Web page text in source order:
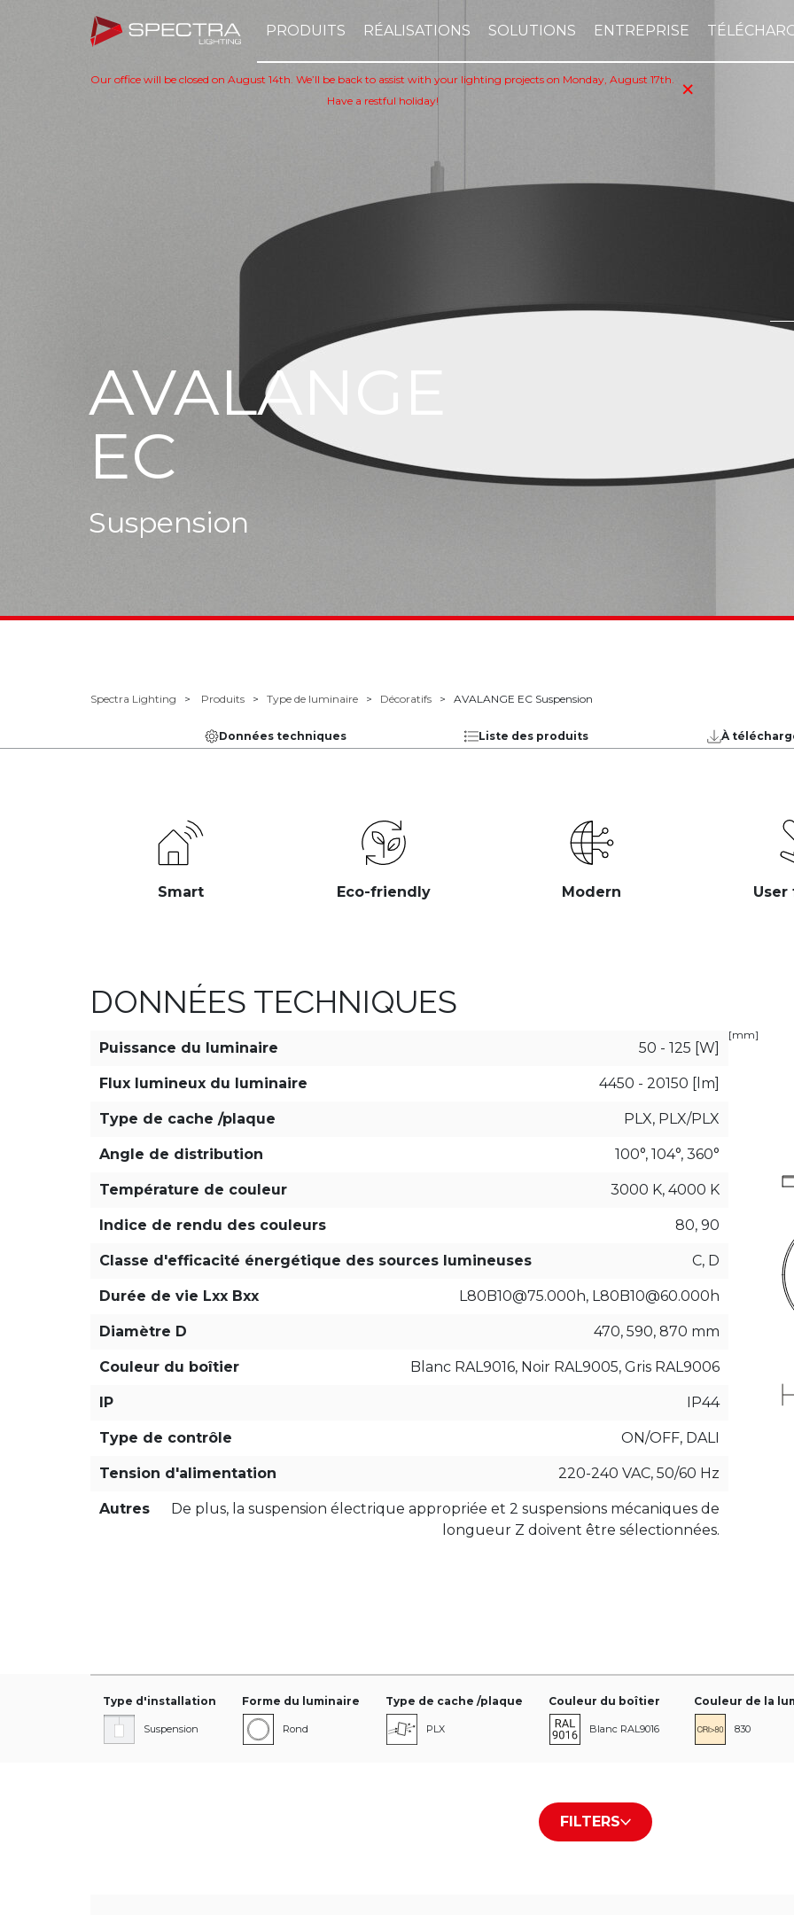
PRODUITS RÉALISATIONS SOLUTIONS ENTREPRISE
Our office will be closed on August 14th. We’ll be back to assist with your lighting projects on Monday, August 17th.
Have a restful holiday!
×
Spectra Lighting Produits Type de luminaire Décoratifs AVALANGE EC Suspension
Données techniques Liste des produits À
Smart Eco-friendly Modern
DONNÉES TECHNIQUES
Puissance du luminaire 50 - 125 [W]
Flux lumineux du luminaire 4450 - 20150 [lm]
Type de cache /plaque PLX, PLX/PLX
Angle de distribution 100°, 104°, 360°
Température de couleur 3000 K, 4000 K
Indice de rendu des couleurs 80, 90
Classe d'efficacité énergétique des sources lumineuses C, D
Durée de vie Lxx Bxx L80B10@75.000h, L80B10@60.000h
Diamètre D 470, 590, 870 mm
Couleur du boîtier Blanc RAL9016, Noir RAL9005, Gris RAL9006
IP IP44
Type de contrôle ON/OFF, DALI
Tension d'alimentation 220-240 VAC, 50/60 Hz
Autres
De plus, la suspension électrique appropriée et 2 suspensions mécaniques de
longueur Z doivent être sélectionnées.
[mm]
Type d'installation
Suspension
Forme du luminaire
Rond
Type de cache /plaque
PLX
Couleur du boîtier
Blanc RAL9016
Gris RAL9006
Couleur de la
830
FILTERS